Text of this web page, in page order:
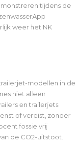
tijdens de
weer het NK
modellen in de
niet alleen
en trailerjets
of vereist, zonder
fossielvrij
de CO2-uitstoot.